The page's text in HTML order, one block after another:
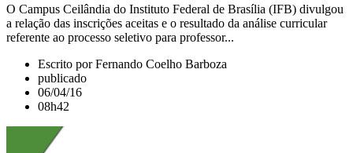
O Campus Ceilândia do Instituto Federal de Brasília (IFB) divulgou
a relação das inscrições aceitas e o resultado da análise curricular
referente ao processo seletivo para professor...
Escrito por Fernando Coelho Barboza
publicado
06/04/16
08h42